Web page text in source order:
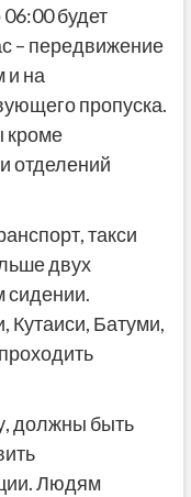
будет
– передвижение
и на
пропуска.
кроме
отделений
такси
двух
сидении.
Кутаиси, Батуми,
должны быть
Людям